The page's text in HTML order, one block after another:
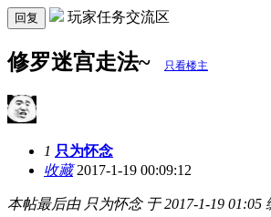
回复 玩家任务交流区
修罗迷宫走法~ 只看楼主
1 只为怀念
收藏2017-1-19 00:09:12
本帖最后由 只为怀念 于 2017-1-19 01:05